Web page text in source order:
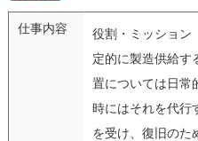
仕事内容
役割・ミッション
定的に製造供給す
置については日常
時にはそれを代行
を受け、復旧のた